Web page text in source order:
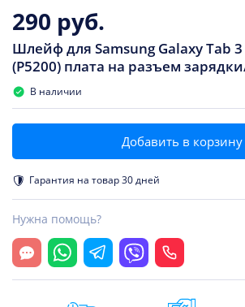
290 руб.
Шлейф для Samsung Galaxy Tab 3
(P5200) плата на разъем
В наличии
Добавить в корзину
Гарантия на товар 30 дней
Нужна помощь?
Открыть чат
WhatsappTelegramViber Позвонить